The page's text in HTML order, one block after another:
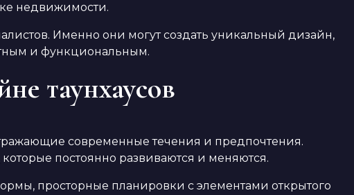
недвижимости.
Именно они могут создать уникальный дизайн,
и функциональным.
таунхаусов
современные течения и предпочтения.
постоянно развиваются и меняются.
просторные планировки с элементами открытого